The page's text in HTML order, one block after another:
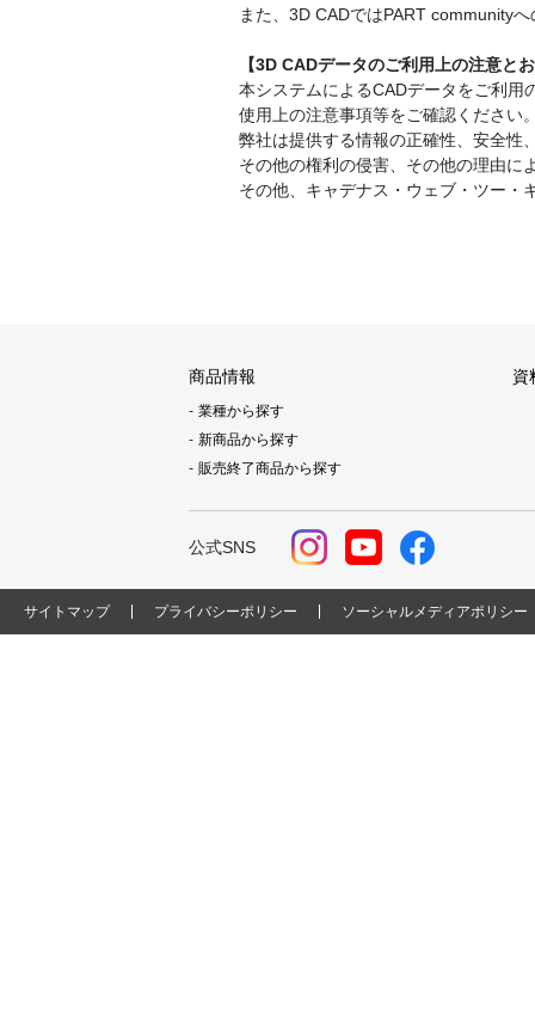
また、3D CADではPART community
【3D CADデータのご利用上の注意と
本システムによるCADデータをご利用
使用上の注意事項等をご確認ください
弊社は提供する情報の正確性、安全性
その他の権利の侵害、その他の理由に
その他、キャデナス・ウェブ・ツー・
商品情報
業種から探す
新商品から探す
販売終了商品から探す
資
公式SNS
サイトマップ プライバシーポリシー ソーシャルメディアポリシー